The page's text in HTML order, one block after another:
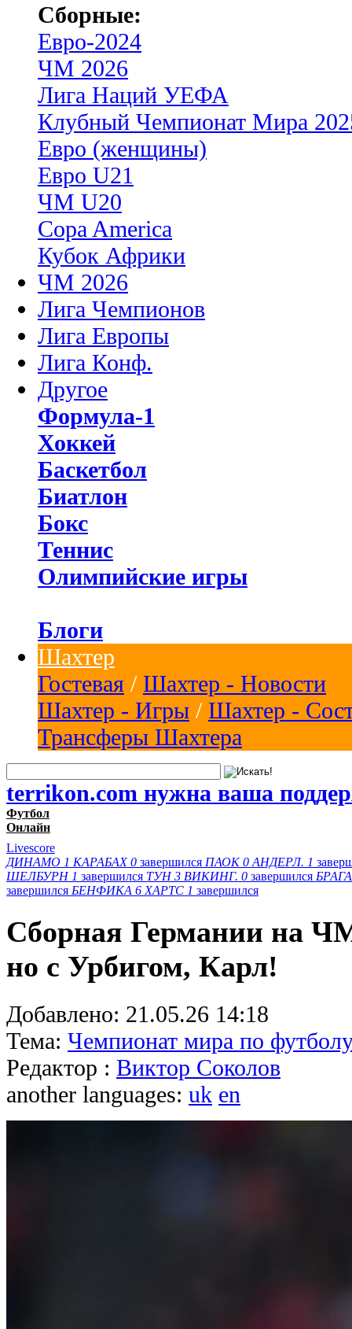
Сборные:
Евро-2024
ЧМ 2026
Лига Наций УЕФА
Клубный Чемпионат Мира
Евро (женщины)
Евро U21
ЧМ U20
Copa America
Кубок Африки
ЧМ 2026
Лига Чемпионов
Лига Европы
Лига Конф.
Другое
Формула-1
Хоккей
Баскетбол
Биатлон
Бокс
Теннис
Олимпийские игры
Блоги
Шахтер
Гостевая / Шахтер - Новости
Шахтер - Игры / Шахтер -
Трансферы Шахтера
terrikon.com нужна ваша
Футбол
Онлайн
Livescore
ДИНАМО 1 КАРАБАХ 0 завершился ПАОК 0 АНДЕРЛ. 1
ШЕЛБУРН 1 завершился ТУН 3 ВИКИНГ. 0 завершился БРАГА
завершился БЕНФИКА 6 ХАРТС 1 завершился
Сборная Германии на
но с Урбигом, Карл!
Добавлено: 21.05.26 14:18
Тема: Чемпионат мира по
Редактор : Виктор Соколов
another languages: uk en